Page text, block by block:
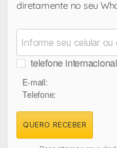
diretamente no seu
telefone internacional
E-mail:
Telefone:
QUERO RECEBER